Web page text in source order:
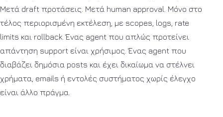
Μετά draft προτάσεις. Μετά human approval. Μόνο στο
τέλος περιορισμένη εκτέλεση, με scopes, logs, rate
limits και rollback. Ένας agent που απλώς προτείνει
απάντηση support είναι χρήσιμος. Ένας agent που
διαβάζει δημόσια posts και έχει δικαίωμα να στέλνει
χρήματα, emails ή εντολές συστήματος χωρίς έλεγχο
είναι άλλο πράγμα.